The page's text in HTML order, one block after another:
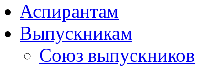
Аспирантам
Выпускникам
Союз выпускников